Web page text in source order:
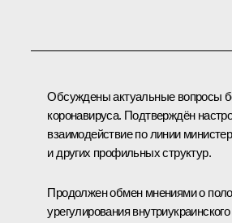
Обсуждены актуальные вопросы
коронавируса. Подтверждён
взаимодействие по линии
и других профильных структур.
Продолжен обмен мнениями о
урегулирования